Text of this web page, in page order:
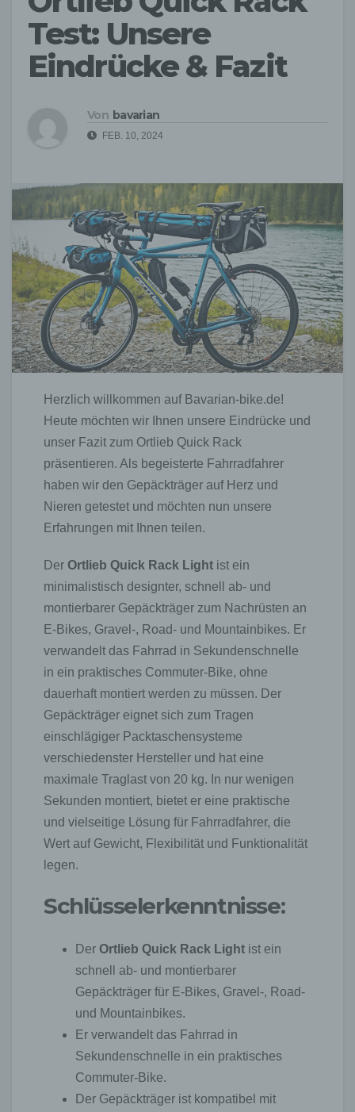
Test: Unsere
Eindrücke & Fazit
Von bavarian
FEB. 10, 2024
Herzlich willkommen auf Bavarian-bike.de!
Heute möchten wir Ihnen unsere Eindrücke und
unser Fazit zum Ortlieb Quick Rack
präsentieren. Als begeisterte Fahrradfahrer
haben wir den Gepäckträger auf Herz und
Nieren getestet und möchten nun unsere
Erfahrungen mit Ihnen teilen.
Der Ortlieb Quick Rack Light ist ein
minimalistisch designter, schnell ab- und
montierbarer Gepäckträger zum Nachrüsten an
E-Bikes, Gravel-, Road- und Mountainbikes. Er
verwandelt das Fahrrad in Sekundenschnelle
in ein praktisches Commuter-Bike, ohne
dauerhaft montiert werden zu müssen. Der
Gepäckträger eignet sich zum Tragen
einschlägiger Packtaschensysteme
verschiedenster Hersteller und hat eine
maximale Traglast von 20 kg. In nur wenigen
Sekunden montiert, bietet er eine praktische
und vielseitige Lösung für Fahrradfahrer, die
Wert auf Gewicht, Flexibilität und Funktionalität
legen.
Schlüsselerkenntnisse:
Der Ortlieb Quick Rack Light ist ein
schnell ab- und montierbarer
Gepäckträger für E-Bikes, Gravel-, Road-
und Mountainbikes.
Er verwandelt das Fahrrad in
Sekundenschnelle in ein praktisches
Commuter-Bike.
Der Gepäckträger ist kompatibel mit